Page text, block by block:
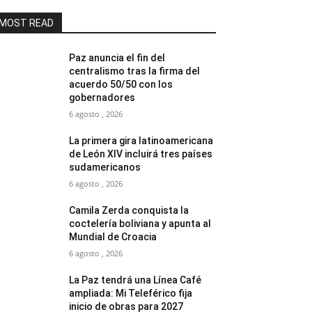
READ
Paz anuncia el fin del
centralismo tras la firma del
acuerdo 50/50 con los
gobernadores
6 agosto , 2026
La primera gira latinoamericana
de León XIV incluirá tres países
sudamericanos
6 agosto , 2026
Camila Zerda conquista la
coctelería boliviana y apunta al
Mundial de Croacia
6 agosto , 2026
La Paz tendrá una Línea Café
ampliada: Mi Teleférico fija
inicio de obras para 2027